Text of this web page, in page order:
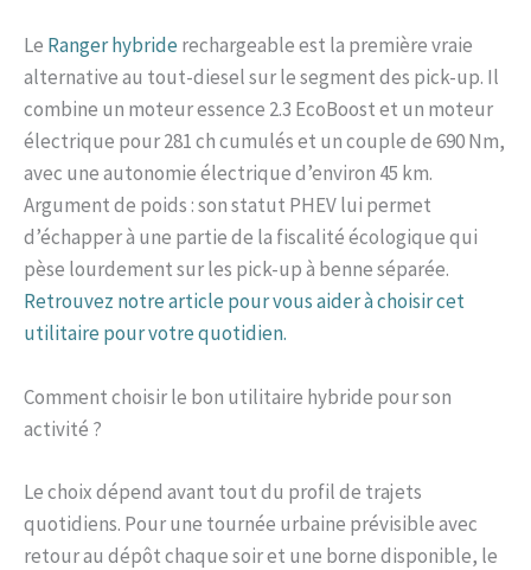
Le Ranger hybride rechargeable est la première vraie
alternative au tout-diesel sur le segment des pick-up. Il
combine un moteur essence 2.3 EcoBoost et un moteur
électrique pour 281 ch cumulés et un couple de 690 Nm,
avec une autonomie électrique d’environ 45 km.
Argument de poids : son statut PHEV lui permet
d’échapper à une partie de la fiscalité écologique qui
pèse lourdement sur les pick-up à benne séparée.
Retrouvez notre article pour vous aider à choisir cet
utilitaire pour votre quotidien.
Comment choisir le bon utilitaire hybride pour son
activité ?
Le choix dépend avant tout du profil de trajets
quotidiens. Pour une tournée urbaine prévisible avec
retour au dépôt chaque soir et une borne disponible, le